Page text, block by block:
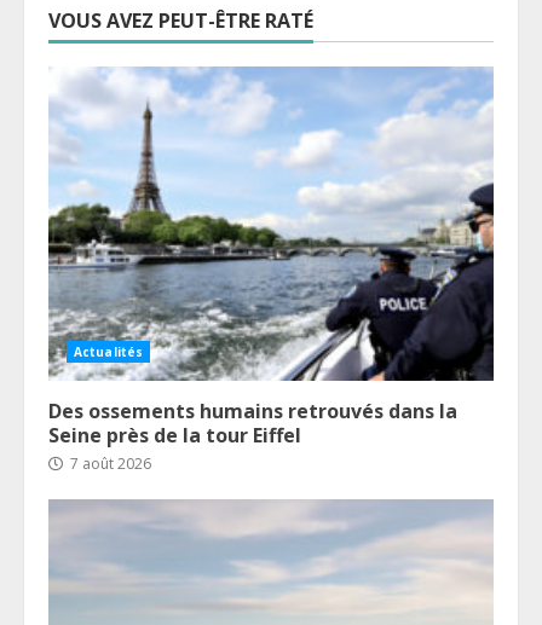
VOUS AVEZ PEUT-ÊTRE RATÉ
Actualités
Des ossements humains retrouvés dans la
Seine près de la tour Eiffel
7 août 2026